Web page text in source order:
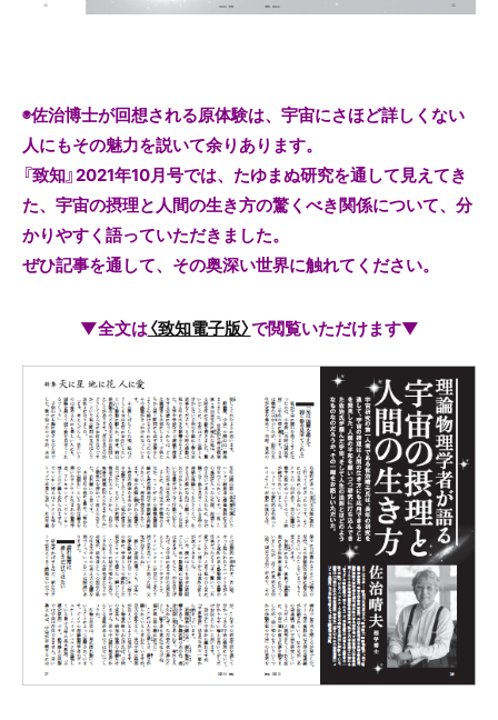
◉佐治博士が回想される原体験は、宇宙にさほど詳しくない
人にもその魅力を説いて余りあります。
『致知』2021年10月号では、たゆまぬ研究を通して見えてき
た、宇宙の摂理と人間の生き方の驚くべき関係について、分
かりやすく語っていただきました。
ぜひ記事を通して、その奥深い世界に触れてください。
▼全文は〈致知電子版〉で閲覧いただけます▼